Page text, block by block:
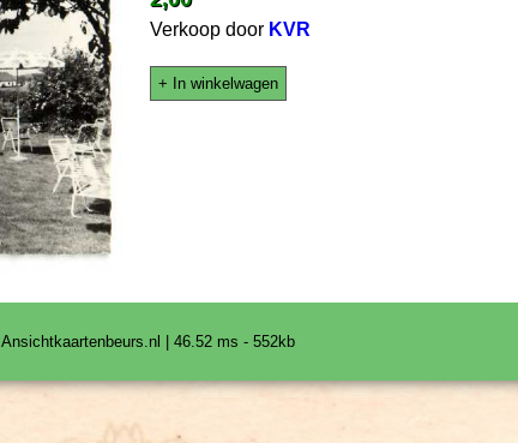
Verkoop door KVR
+ In winkelwagen
Ansichtkaartenbeurs.nl | 46.52 ms - 552kb